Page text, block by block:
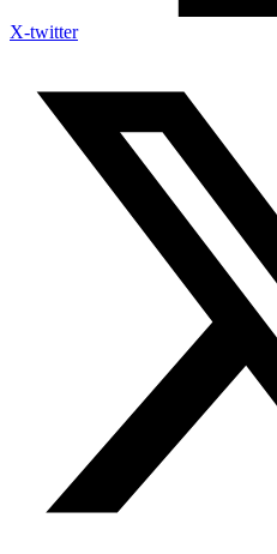
X-twitter